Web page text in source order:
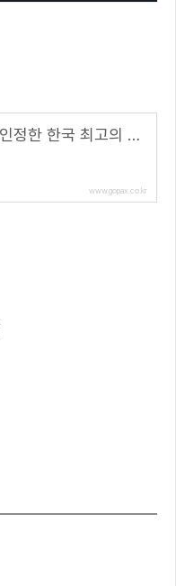
고팍스 - 세계가 인정한 한국 최고의 거래소
www.gopax.co.kr